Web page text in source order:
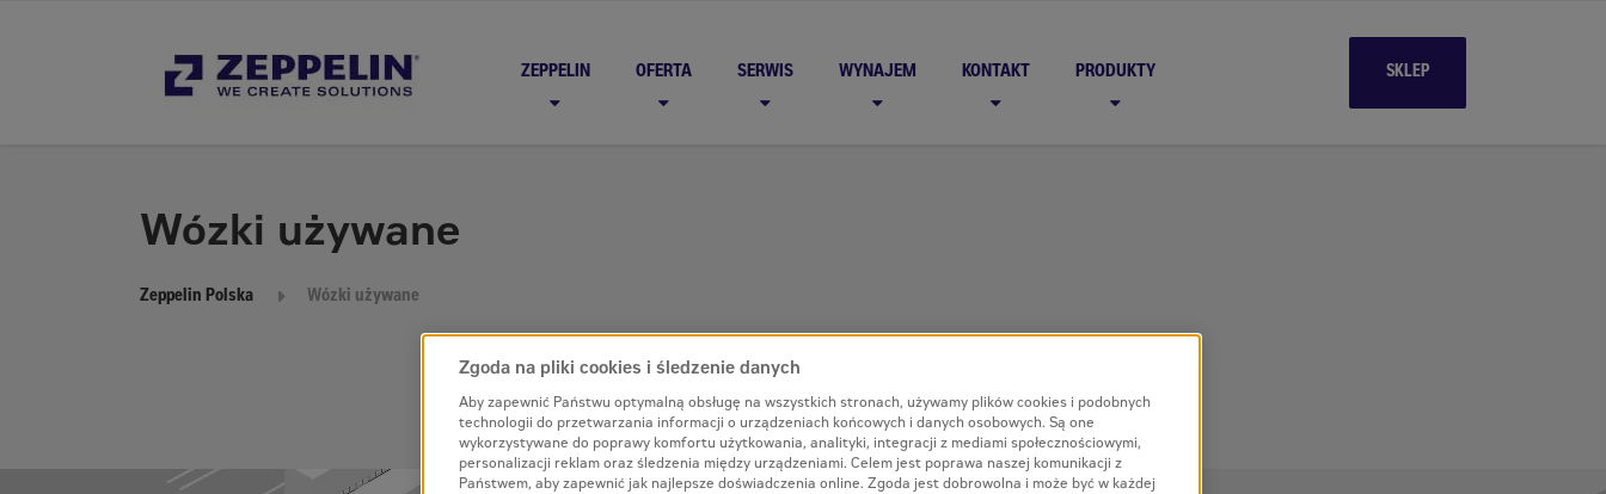
ZEPPELIN OFERTA SERWIS WYNAJEM KONTAKT PRODUKTY SKLEP
Wózki używane
Zeppelin Polska Wózki używane
Zgoda na pliki cookies i śledzenie danych
Aby zapewnić Państwu optymalną obsługę na wszystkich stronach, używamy plików cookies i podobnych
technologii do przetwarzania informacji o urządzeniach końcowych i danych osobowych. Są one
wykorzystywane do poprawy komfortu użytkowania, analityki, integracji z mediami społecznościowymi,
personalizacji reklam oraz śledzenia między urządzeniami. Celem jest poprawa naszej komunikacji z
Państwem, aby zapewnić jak najlepsze doświadczenia online. Zgoda jest dobrowolna i może być w każdej